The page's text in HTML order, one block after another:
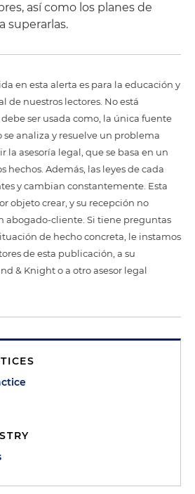
así como los planes de
superarlas.
en esta alerta es para la educación y
de nuestros lectores. No está
ser usada como, la única fuente
analiza y resuelve un problema
la asesoría legal, que se basa en un
hechos. Además, las leyes de cada
y cambian constantemente. Esta
objeto crear, y su recepción no
abogado-cliente. Si tiene preguntas
de hecho concreta, le instamos
de esta publicación, a su
& Knight o a otro asesor legal